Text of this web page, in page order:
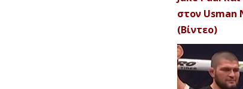
στον Usman
(Βίντεο)